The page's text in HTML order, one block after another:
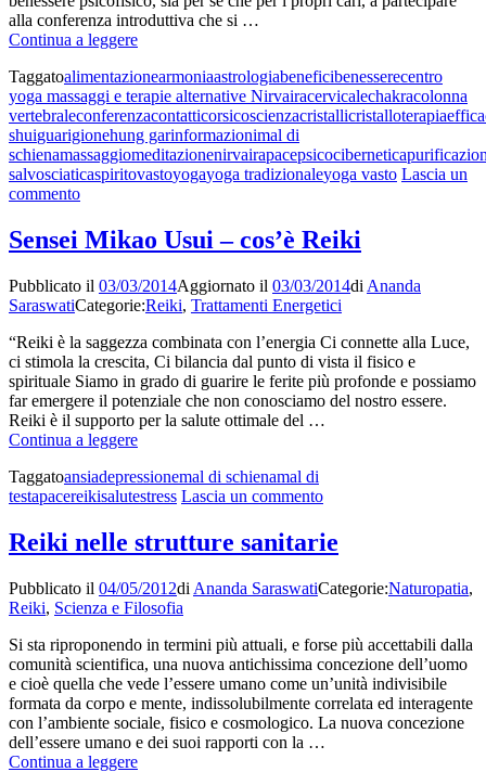
alla conferenza introduttiva che si …
Continua a leggerePresentazione
e
attività
A.P.S
Nirvaira-
Yoga
(armonia
corpo
e
Taggatoalimentazionearmoniaastrologiabeneficibenesserecentro
yoga massaggi e terapie alternative Nirvairacervicalechakracolonna
vertebraleconferenzacontatticorsicoscienzacristallicristalloterapia
shuiguarigionehung garinformazionimal di
schienamassaggiomeditazionenirvairapacepsicocibernetica
salvosciaticaspiritovastoyogayoga tradizionaleyoga vasto Lascia un
commentosu
corsi
e
A.P.S
Nirvaira-
(armonia
per
mente,
corpo
e
anima)
Sensei Mikao Usui – cos’è Reiki
Pubblicato il 03/03/2014Aggiornato il 03/03/2014di Ananda
SaraswatiCategorie:Reiki, Trattamenti Energetici
“Reiki è la saggezza combinata con l’energia Ci connette alla Luce,
ci stimola la crescita, Ci bilancia dal punto di vista il fisico e
spirituale Siamo in grado di guarire le ferite più profonde e possiamo
far emergere il potenziale che non conosciamo del nostro essere.
Reiki è il supporto per la salute ottimale del …
Continua a leggereSensei
Usui
–
Reiki
Taggatoansiadepressionemal di schienamal di
testapacereikisalutestress Lascia un commentosu
Mikao
Usui
cos’è
Reiki nelle strutture sanitarie
Pubblicato il 04/05/2012di Ananda SaraswatiCategorie:Naturopatia,
Reiki, Scienza e Filosofia
Si sta riproponendo in termini più attuali, e forse più accettabili dalla
comunità scientifica, una nuova antichissima concezione dell’uomo
e cioè quella che vede l’essere umano come un’unità indivisibile
formata da corpo e mente, indissolubilmente correlata ed interagente
con l’ambiente sociale, fisico e cosmologico. La nuova concezione
dell’essere umano e dei suoi rapporti con la …
Continua a leggereReiki